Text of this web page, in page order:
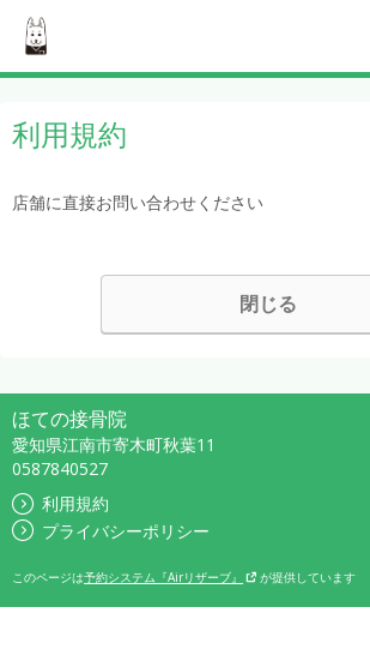
利用規約
店舗に直接お問い合わせください
閉じる
ほての接骨院
愛知県江南市寄木町秋葉11
0587840527
利用規約
プライバシーポリシー
このページは予約システム『Airリザーブ』 が提供しています